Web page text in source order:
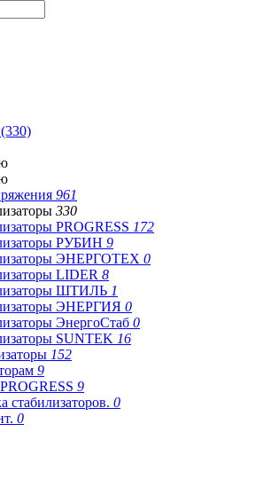
961
330
PROGRESS 172
РУБИН 9
ЭНЕРГОТЕХ 0
LIDER 8
ШТИЛЬ 1
ЭНЕРГИЯ 0
ЭнергоСтаб 0
SUNTEK 16
152
9
9
стабилизаторов. 0
0